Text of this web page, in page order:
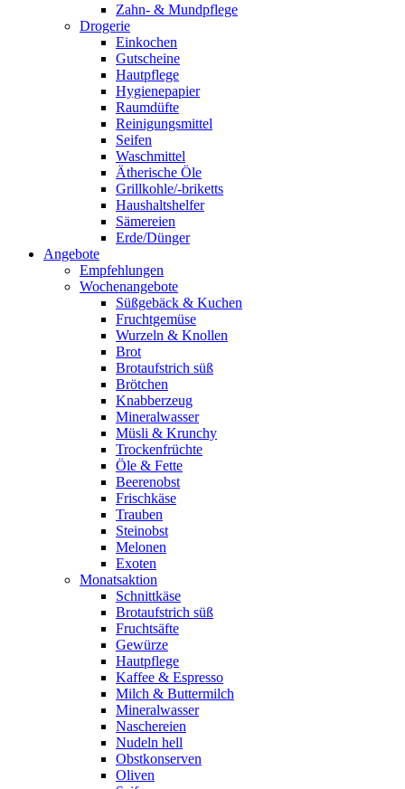
Zahn- & Mundpflege
Drogerie
Einkochen
Gutscheine
Hautpflege
Hygienepapier
Raumdüfte
Reinigungsmittel
Seifen
Waschmittel
Ätherische Öle
Grillkohle/-briketts
Haushaltshelfer
Sämereien
Erde/Dünger
Angebote
Empfehlungen
Wochenangebote
Süßgebäck & Kuchen
Fruchtgemüse
Wurzeln & Knollen
Brot
Brotaufstrich süß
Brötchen
Knabberzeug
Mineralwasser
Müsli & Krunchy
Trockenfrüchte
Öle & Fette
Beerenobst
Frischkäse
Trauben
Steinobst
Melonen
Exoten
Monatsaktion
Schnittkäse
Brotaufstrich süß
Fruchtsäfte
Gewürze
Hautpflege
Kaffee & Espresso
Milch & Buttermilch
Mineralwasser
Naschereien
Nudeln hell
Obstkonserven
Oliven